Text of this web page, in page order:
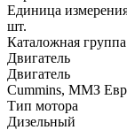
Единица
шт.
Каталожная группа
Двигатель
Двигатель
Cummins, ММЗ
Тип мотора
Дизельный